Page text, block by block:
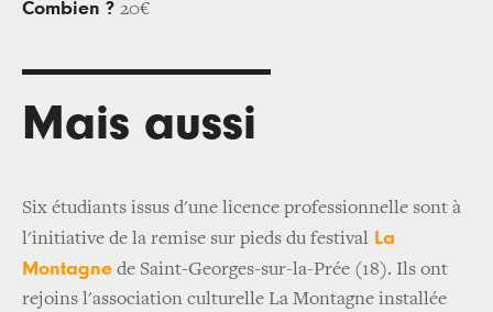
Combien ? 20€
Mais aussi
Six étudiants issus d'une licence professionnelle sont à
l'initiative de la remise sur pieds du festival La
Montagne de Saint-Georges-sur-la-Prée (18). Ils ont
rejoins l'association culturelle La Montagne installée